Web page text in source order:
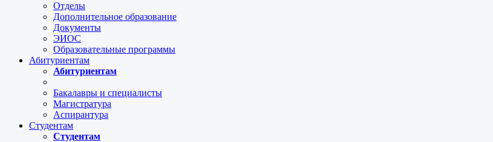
Отделы
Дополнительное образование
Документы
ЭИОС
Образовательные программы
Абитуриентам
Абитуриентам
Бакалавры и специалисты
Магистратура
Аспирантура
Студентам
Студентам